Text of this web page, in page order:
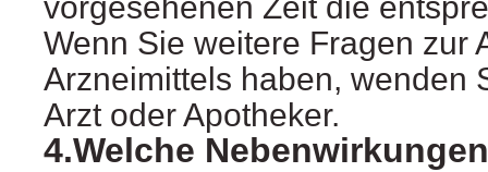
vorgesehenen Zeit die
Wenn Sie weitere Fragen zur
Arzneimittels haben, wenden
Arzt oder Apotheker.
4.Welche